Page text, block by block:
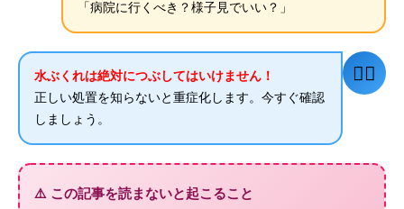
「病院に行くべき？様子見でいい？」
👨‍⚕️
水ぶくれは絶対につぶしてはいけません！
正しい処置を知らないと重症化します。今すぐ確認
しましょう。
⚠️ この記事を読まないと起こること